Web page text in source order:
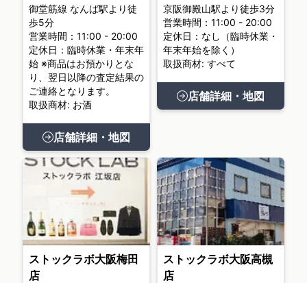
御堂筋線 なんば駅より徒
歩5分
営業時間：11:00 - 20:00
定休日：臨時休業・年末年
始 ※商品はお預かりとな
り、翌日以降の査定結果の
ご連絡となります。
取扱商材: お酒
店舗詳細・地図
京阪御殿山駅より徒歩3分
営業時間：11:00 - 20:00
定休日：なし（臨時休業・
年末年始を除く）
取扱商材: すべて
店舗詳細・地図
ストックラボ大阪梅田
店
ストックラボ大阪高槻
店